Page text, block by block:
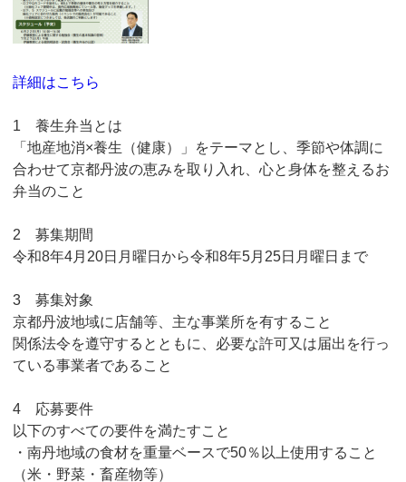
詳細はこちら
1 養生弁当とは
「地産地消×養生（健康）」をテーマとし、季節や体調に
合わせて京都丹波の恵みを取り入れ、心と身体を整えるお
弁当のこと
2 募集期間
令和8年4月20日月曜日から令和8年5月25日月曜日まで
3 募集対象
京都丹波地域に店舗等、主な事業所を有すること
関係法令を遵守するとともに、必要な許可又は届出を行っ
ている事業者であること
4 応募要件
以下のすべての要件を満たすこと
・南丹地域の食材を重量ベースで50％以上使用すること
（米・野菜・畜産物等）